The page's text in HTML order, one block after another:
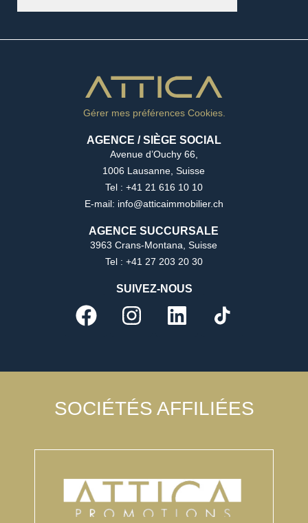
Gérer mes préférences Cookies.
AGENCE / SIÈGE SOCIAL
Avenue d’Ouchy 66,
1006 Lausanne, Suisse
Tel : +41 21 616 10 10
E-mail: info@atticaimmobilier.ch
AGENCE SUCCURSALE
3963 Crans-Montana, Suisse
Tel : +41 27 203 20 30
SUIVEZ-NOUS
SOCIÉTÉS AFFILIÉES